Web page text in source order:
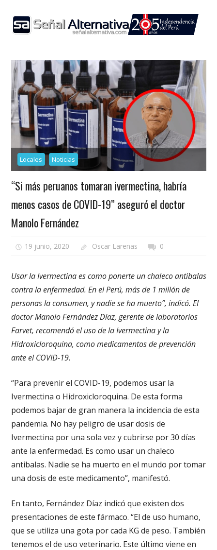
content
Locales Noticias
“Si más peruanos tomaran ivermectina, habría
menos casos de COVID-19” aseguró el doctor
Manolo Fernández
19 junio, 2020 Oscar Larenas 0
Usar la Ivermectina es como ponerte un chaleco antibalas
contra la enfermedad. En el Perú, más de 1 millón de
personas la consumen, y nadie se ha muerto”, indicó. El
doctor Manolo Fernández Díaz, gerente de laboratorios
Farvet, recomendó el uso de la Ivermectina y la
Hidroxicloroquina, como medicamentos de prevención
ante el COVID-19.
“Para prevenir el COVID-19, podemos usar la
Ivermectina o Hidroxicloroquina. De esta forma
podemos bajar de gran manera la incidencia de esta
pandemia. No hay peligro de usar dosis de
Ivermectina por una sola vez y cubrirse por 30 días
ante la enfermedad. Es como usar un chaleco
antibalas. Nadie se ha muerto en el mundo por tomar
una dosis de este medicamento”, manifestó.
En tanto, Fernández Díaz indicó que existen dos
presentaciones de este fármaco. “El de uso humano,
que se utiliza una gota por cada KG de peso. También
tenemos el de uso veterinario. Este último viene en